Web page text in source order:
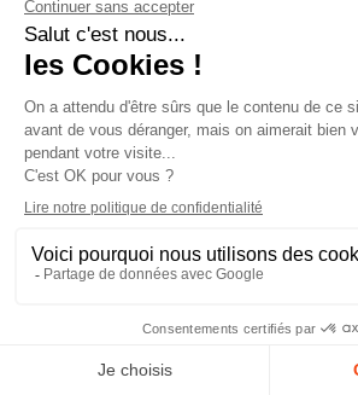
R
Newsletter
Contacter notre équipe